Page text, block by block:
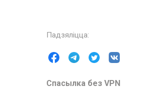
Спасылка без VPN